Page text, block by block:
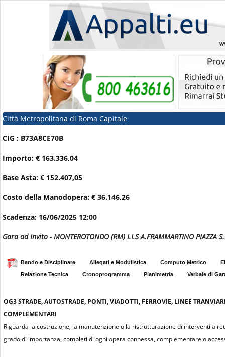
Città Metropolitana di Roma Capitale
CIG : B73A8CE70B
Importo: € 163.336,04
Base Asta: € 152.407,05
Costo della Manodopera: € 36.146,26
Scadenza: 16/06/2025 12:00
Gara ad Invito - MONTEROTONDO (RM) I.I.S A.FRAMMARTINO PIAZZA
Bando e Disciplinare Allegati e Modulistica Computo Metrico
Relazione Tecnica
Cronoprogramma Planimetria Verbale di
OG3STRADE, AUTOSTRADE, PONTI, VIADOTTI, FERROVIE, LINEE
COMPLEMENTARI
Riguarda la costruzione, la manutenzione o la ristrutturazione di interventi a
grado di importanza, completi di ogni opera connessa, complementare o